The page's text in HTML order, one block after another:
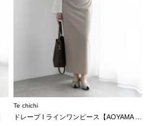
Te chichi